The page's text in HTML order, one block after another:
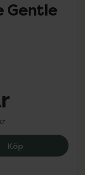
Gentle
KöpNUXE Very